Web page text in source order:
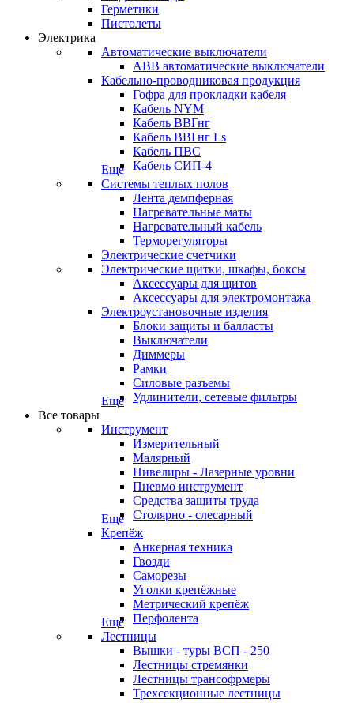
Герметики
Пистолеты
Электрика
Автоматические выключатели
ABB автоматические выключатели
Кабельно-проводниковая продукция
Гофра для прокладки кабеля
Кабель NYM
Кабель ВВГнг
Кабель ВВГнг Ls
Кабель ПВС
Кабель СИП-4
Еще
Системы теплых полов
Лента демпферная
Нагревательные маты
Нагревательный кабель
Терморегуляторы
Электрические счетчики
Электрические щитки, шкафы, боксы
Аксессуары для щитов
Аксессуары для электромонтажа
Электроустановочные изделия
Блоки защиты и балласты
Выключатели
Диммеры
Рамки
Силовые разъемы
Удлинители, сетевые фильтры
Еще
Все товары
Инструмент
Измерительный
Малярный
Нивелиры - Лазерные уровни
Пневмо инструмент
Средства защиты труда
Столярно - слесарный
Еще
Крепёж
Анкерная техника
Гвозди
Саморезы
Уголки крепёжные
Метрический крепёж
Перфолента
Еще
Лестницы
Вышки - туры ВСП - 250
Лестницы стремянки
Лестницы трансофрмеры
Трехсекционные лестницы